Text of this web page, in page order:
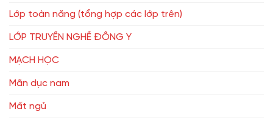
Lớp toàn năng (tổng hợp các lớp trên)
LỚP TRUYỀN NGHỀ ĐÔNG Y
MẠCH HỌC
Mãn dục nam
Mất ngủ